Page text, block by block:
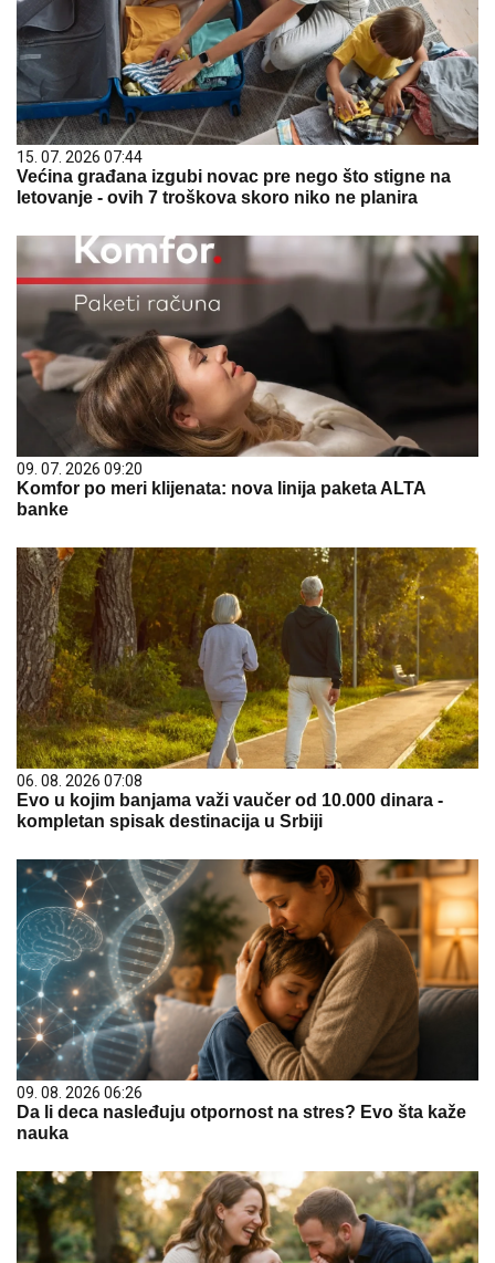
15. 07. 2026 07:44
Većina građana izgubi novac pre nego što stigne na
letovanje - ovih 7 troškova skoro niko ne planira
09. 07. 2026 09:20
Komfor po meri klijenata: nova linija paketa ALTA
banke
06. 08. 2026 07:08
Evo u kojim banjama važi vaučer od 10.000 dinara -
kompletan spisak destinacija u Srbiji
09. 08. 2026 06:26
Da li deca nasleđuju otpornost na stres? Evo šta kaže
nauka